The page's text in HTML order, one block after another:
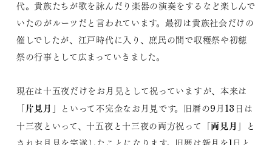
代。貴族たちが歌を詠んだり楽器の演奏をするなど楽しんで
いたのがルーツだと言われています。最初は貴族社会だけの
催しでしたが、江戸時代に入り、庶民の間で収穫祭や初穂
祭の行事として広まっていきました。
現在は十五夜だけをお月見として祝っていますが、本来は
「片見月 」といって不完全なお月見です。旧暦の9月13日は
十三夜といって、十五夜と十三夜の両方祝って「両見月 」と